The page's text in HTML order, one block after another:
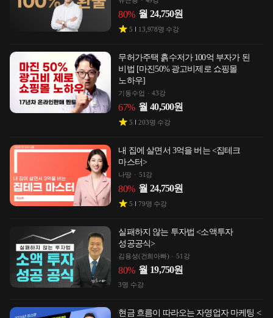
80% 월 24,750원
5 13,978명 수강
무허가주택 흙수저가 100억 부자가 된
비법 [마진50% 광고비제로 쇼핑몰
노하우]
기동수업 43강
67% 월 40,500원
5 203명 수강
내 집에 살면서 3억을 버는 <집테크
마스터>
나땅 51강
80% 월 24,750원
5 79명 수강
실패하지 않는 투자법 <소액투자
성공공식>
김용성(건희아빠) 51강
80% 월 19,750원
3명 수강
현금 흐름이 따라오는 자영업자 마케팅 <